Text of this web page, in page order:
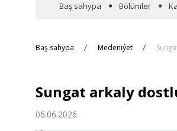
Baş sahypa Bölümler
Baş sahypa Medeniýet
Sungat arkaly
06.06.2026